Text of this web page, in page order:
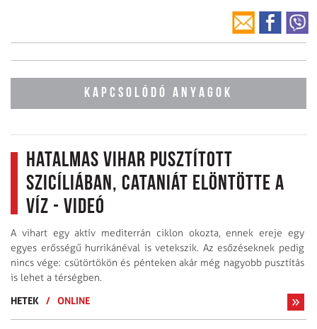
KAPCSOLÓDÓ ANYAGOK
Hatalmas vihar pusztított
Szicíliában, Cataniát elöntötte a
víz - VIDEÓ
A vihart egy aktív mediterrán ciklon okozta, ennek ereje egy
egyes erősségű hurrikánéval is vetekszik. Az esőzéseknek pedig
nincs vége: csütörtökön és pénteken akár még nagyobb pusztítás
is lehet a térségben.
HETEK
/ ONLINE